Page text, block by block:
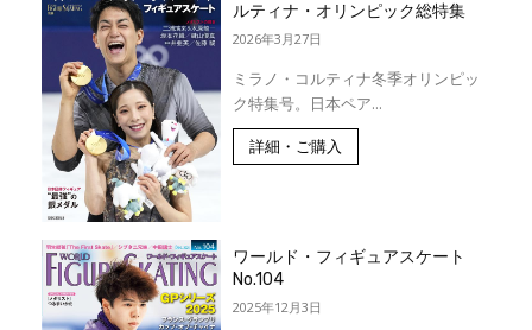
ルティナ・オリンピック総特集
2026年3月27日
ミラノ・コルティナ冬季オリンピッ
ク特集号。日本ペア...
詳細・ご購入
ワールド・フィギュアスケート
No.104
2025年12月3日